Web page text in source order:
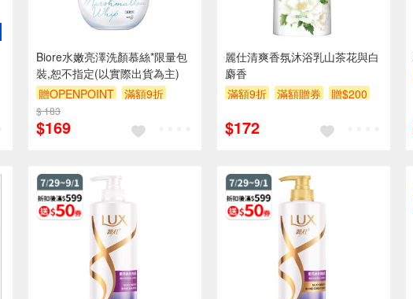
Biore水嫩亮澤洗顏慕絲*限量包
裝,恕不指定(以實際出貨為主)
贈OPENPOINT
滿額9折
贈$200
$ 183
$169
麗仕清爽香氛沐浴乳山茶花與白
麝香
滿額9折
滿額贈券 贈$200
$172